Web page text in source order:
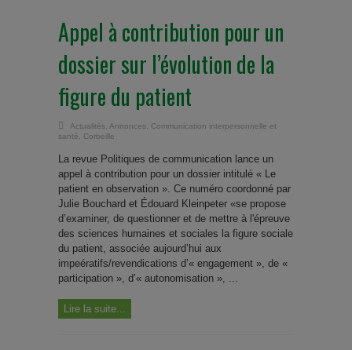
Appel à contribution pour un
dossier sur l’évolution de la
figure du patient
Actualités Annonces
Communication interpersonnelle et
santé
Corbeille
La revue Politiques de communication lance un
appel à contribution pour un dossier intitulé « Le
patient en observation ». Ce numéro coordonné par
Julie Bouchard et Édouard Kleinpeter «se propose
d’examiner, de questionner et de mettre à l'épreuve
des sciences humaines et sociales la figure sociale
du patient, associée aujourd’hui aux
impeératifs/revendications d’« engagement », de «
participation », d’« autonomisation », ...
Lire la suite...